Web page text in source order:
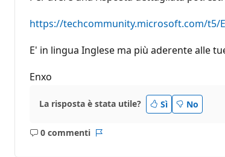
https://techcommunity.microsoft.com/t5/
E' in lingua Inglese ma più aderente alle
Enxo
La risposta è stata utile? Sì No
0 commenti
Nessun